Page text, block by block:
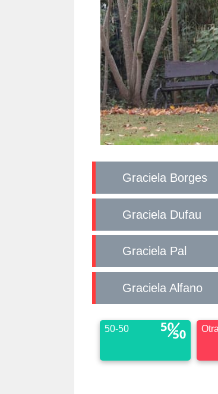
Graciela Borges
Graciela Dufau
Graciela Pal
Graciela Alfano
50-50